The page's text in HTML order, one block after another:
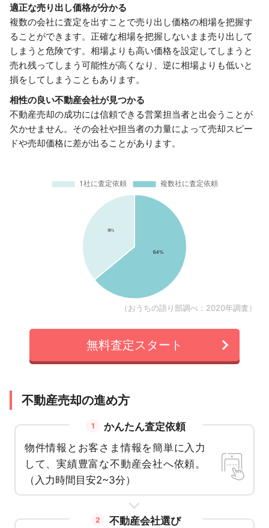
適正な売り出し価格が分かる
複数の会社に査定を出すことで売り出し価格の相場を把握す
ることができます。正確な相場を把握しないまま売り出して
しまうと危険です。相場よりも高い価格を設定してしまうと
売れ残ってしまう可能性が高くなり、逆に相場よりも低いと
損をしてしまうこともあります。
相性の良い不動産会社が見つかる
不動産売却の成功には信頼できる営業担当者と出会うことが
欠かせません。その会社や担当者の力量によって売却スピー
ドや売却価格に差が出ることがあります。
（おうちの語り部調べ：2020年調査）
無料査定スタート
不動産売却の進め方
1
かんたん査定依頼
物件情報とお客さま情報を簡単に入力
して、実績豊富な不動産会社へ依頼。
（入力時間目安2~3分）
2
不動産会社選び